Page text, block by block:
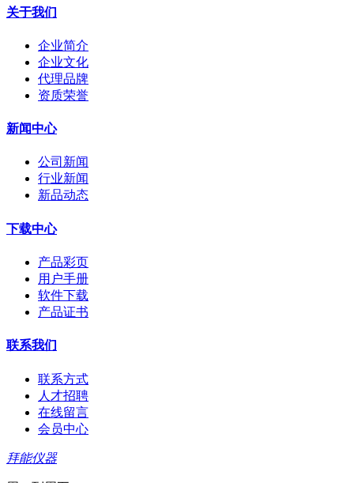
关于我们
企业简介
企业文化
代理品牌
资质荣誉
新闻中心
公司新闻
行业新闻
新品动态
下载中心
产品彩页
用户手册
软件下载
产品证书
联系我们
联系方式
人才招聘
在线留言
会员中心
拜能仪器